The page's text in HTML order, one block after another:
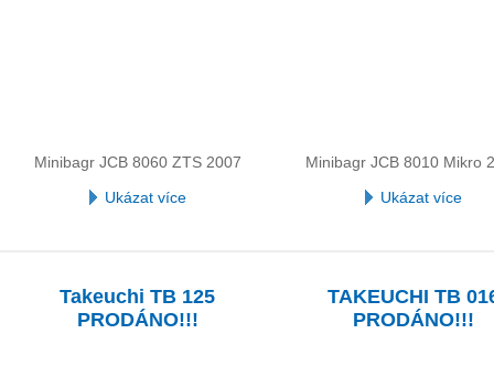
Minibagr JCB 8060 ZTS 2007
Ukázat více
Minibagr JCB 8010 Mikro
Ukázat více
Takeuchi TB 125
PRODÁNO!!!
TAKEUCHI TB
PRODÁNO!!!